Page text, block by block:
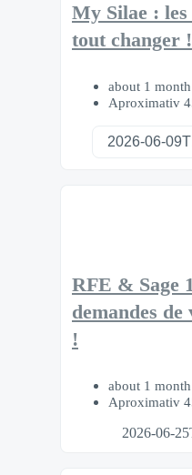
My Silae :
tout changer !
about 1
Aproximativ
RFE & Sage
demandes
!
about 1
Aproximativ
2026-06-